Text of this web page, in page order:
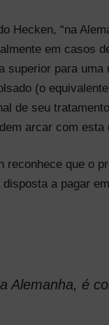
Hecken, “na
em casos
superior para uma
(o
de seu
arcar com esta
reconhece que o
disposta a pagar
Alemanha, é